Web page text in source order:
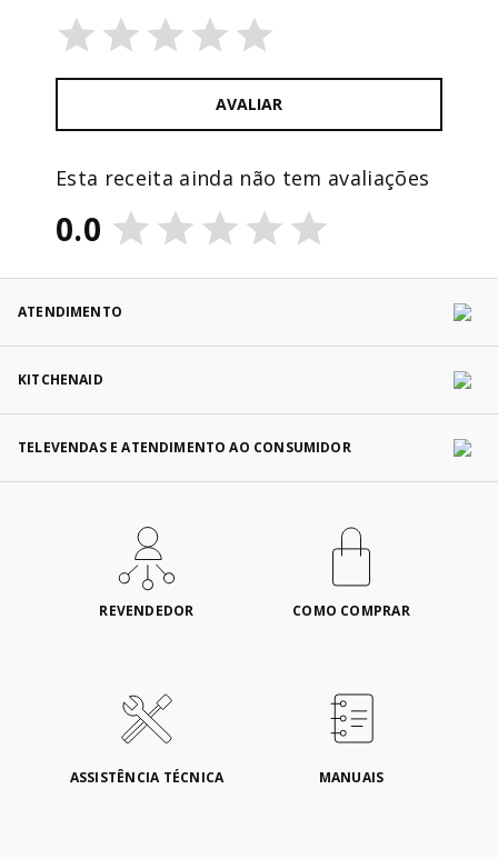
Esta receita ainda não tem avaliações
0.0
AVALIAR
ATENDIMENTO
KITCHENAID
TELEVENDAS E ATENDIMENTO AO CONSUMIDOR
REVENDEDOR COMO COMPRAR
ASSISTÊNCIA TÉCNICA MANUAIS